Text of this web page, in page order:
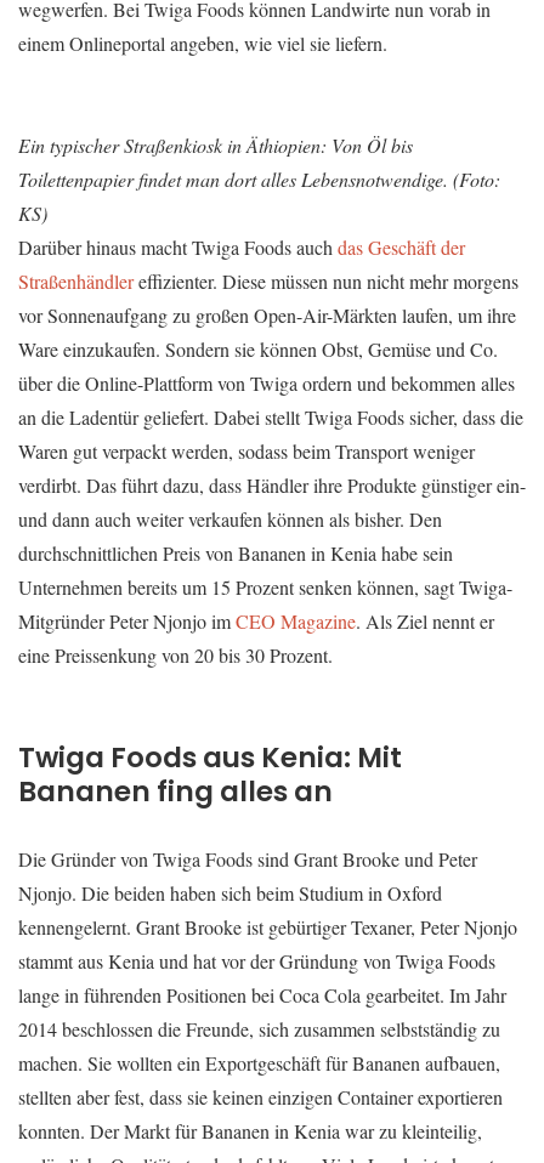
wegwerfen. Bei Twiga Foods können Landwirte nun vorab in
einem Onlineportal angeben, wie viel sie liefern.
Ein typischer Straßenkiosk in Äthiopien: Von Öl bis
Toilettenpapier findet man dort alles Lebensnotwendige. (Foto:
KS)
Darüber hinaus macht Twiga Foods auchdas Geschäft der
Straßenhändlereffizienter. Diese müssen nun nicht mehr morgens
vor Sonnenaufgang zu großen Open-Air-Märkten laufen, um ihre
Ware einzukaufen. Sondern sie können Obst, Gemüse und Co.
über die Online-Plattform von Twiga ordern und bekommen alles
an die Ladentür geliefert. Dabei stellt Twiga Foods sicher, dass die
Waren gut verpackt werden, sodass beim Transport weniger
verdirbt. Das führt dazu, dass Händler ihre Produkte günstiger ein-
und dann auch weiter verkaufen können als bisher. Den
durchschnittlichen Preis von Bananen in Kenia habe sein
Unternehmen bereits um 15 Prozent senken können, sagt Twiga-
Mitgründer Peter Njonjo imCEO Magazine. Als Ziel nennt er
eine Preissenkung von 20 bis 30 Prozent.
Twiga Foods aus Kenia: Mit
Bananen fing alles an
Die Gründer von Twiga Foods sind Grant Brooke und Peter
Njonjo. Die beiden haben sich beim Studium in Oxford
kennengelernt. Grant Brooke ist gebürtiger Texaner, Peter Njonjo
stammt aus Kenia und hat vor der Gründung von Twiga Foods
lange in führenden Positionen bei Coca Cola gearbeitet. Im Jahr
2014 beschlossen die Freunde, sich zusammen selbstständig zu
machen. Sie wollten ein Exportgeschäft für Bananen aufbauen,
stellten aber fest, dass sie keinen einzigen Container exportieren
konnten. Der Markt für Bananen in Kenia war zu kleinteilig,